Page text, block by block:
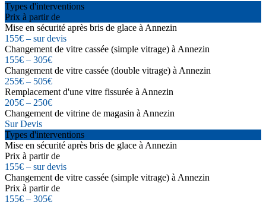
Types d'interventions
Prix à partir de
Mise en sécurité après bris de glace à Annezin
155€ – sur devis
Changement de vitre cassée (simple vitrage) à Annezin
155€ – 305€
Changement de vitre cassée (double vitrage) à Annezin
255€ – 505€
Remplacement d'une vitre fissurée à Annezin
205€ – 250€
Changement de vitrine de magasin à Annezin
Sur Devis
Types d'interventions
Mise en sécurité après bris de glace à Annezin
Prix à partir de
155€ – sur devis
Changement de vitre cassée (simple vitrage) à Annezin
Prix à partir de
155€ – 305€